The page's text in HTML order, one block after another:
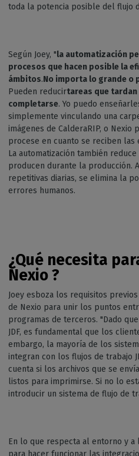
toda la potencia posible del flujo
Según Joey, "la automatización
procesos que hacen posible la
ámbitos.No importa lo grande o
Pueden reducirtareas que tardan
completarse. Yo puedo
simplemente vinculando una
imágenes de CalderaRIP, o
procese en cuanto se reciben las
La automatización también
producen durante la producción.
repetitivas diarias, se elimina la
errores humanos.
¿Qué necesita
Nexio ?
Joey esboza los requisitos
de Nexio para unir los puntos
programas de terceros. "Dado
JDF, es fundamental que los
embargo, la mayoría de los
integran con los flujos de trabajo
cuenta si los archivos que se
listos para imprimirse. Si no lo
introducir un sistema de flujo de
En lo que respecta al entorno y
para hacer funcionar las